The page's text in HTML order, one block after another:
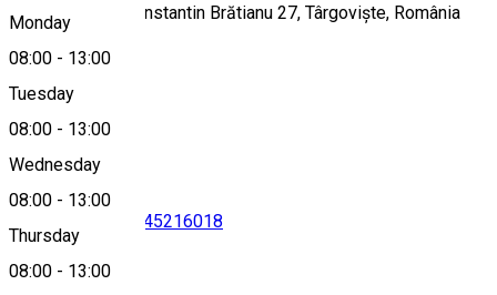
Monday
08:00 - 13:00
Tuesday
08:00 - 13:00
Wednesday
08:00 - 13:00
Thursday
08:00 - 13:00
Bulevardul Ion Constantin Brătianu 27, Târgoviște, România
Map
0245216018